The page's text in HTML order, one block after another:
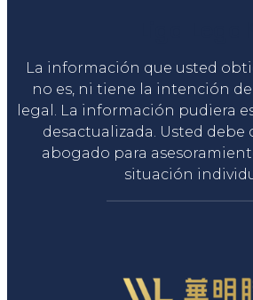
La información que usted
no es, ni tiene la intención
legal. La información pudiera
desactualizada. Usted debe
abogado para
situación